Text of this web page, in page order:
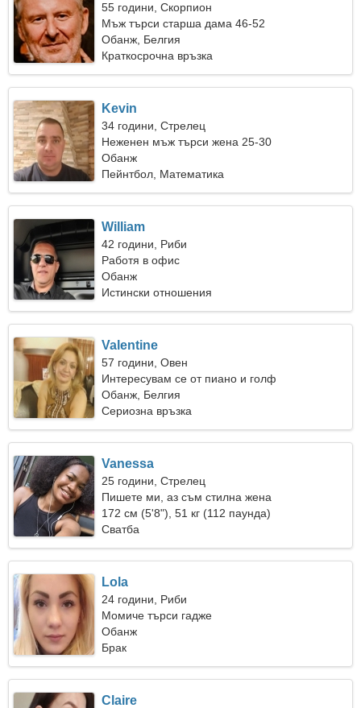
55 години, Скорпион
Мъж търси старша дама 46-52
Обанж, Белгия
Краткосрочна връзка
Kevin
34 години, Стрелец
Неженен мъж търси жена 25-30
Обанж
Пейнтбол, Математика
William
42 години, Риби
Работя в офис
Обанж
Истински отношения
Valentine
57 години, Овен
Интересувам се от пиано и голф
Обанж, Белгия
Сериозна връзка
Vanessa
25 години, Стрелец
Пишете ми, аз съм стилна жена
172 см (5'8"), 51 кг (112 паунда)
Сватба
Lola
24 години, Риби
Момиче търси гадже
Обанж
Брак
Claire